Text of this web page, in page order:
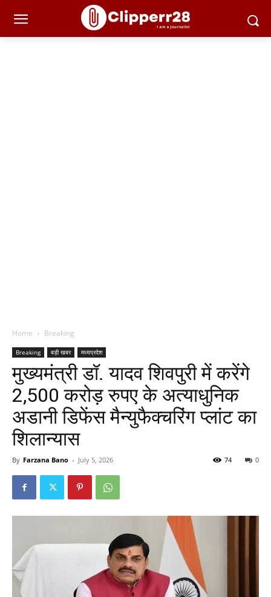
Home Breaking
Breaking बड़ी खबर मध्यप्रदेश
मुख्यमंत्री डॉ. यादव शिवपुरी में करेंगे
2,500 करोड़ रुपए के अत्याधुनिक
अडानी डिफेंस मैन्युफैक्चरिंग प्लांट का
शिलान्यास
By Farzana Bano - July 5, 2026 0
74